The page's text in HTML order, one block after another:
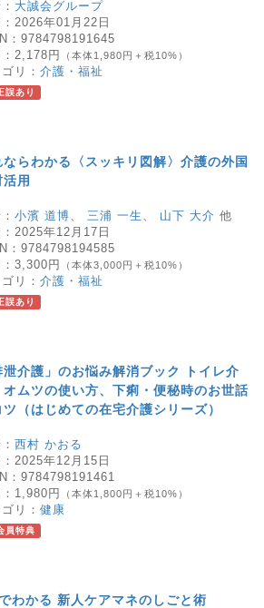
大誠会グループ
2026年01月22日
： 9784798191645
2,178円 （本体1,980円＋税10%）
リ： 介護・福祉
誤あり
ならわかる〈スッキリ図解〉介護の外国
活用
小濱 道博、 三浦 一生 、 山下 大介 他
2025年12月17日
： 9784798194585
3,300円 （本体3,000円＋税10%）
リ： 介護・福祉
誤あり
泄介護」のお悩み解消ブック トイレ介
オムツの使い方、下痢・便秘時のお世話
ツ（はじめての在宅介護シリーズ）
西村 かおる
2025年12月15日
： 9784798191461
1,980円 （本体1,800円＋税10%）
リ： 健康
員特典
わかる 新人ケアマネのしごと術